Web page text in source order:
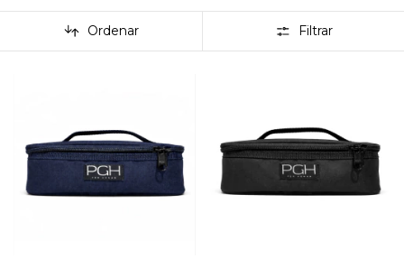
Ordenar Filtrar